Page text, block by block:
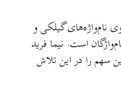
نام‌واژه‌های گيلکی و
است. نيما فريد
سهم را در اين تلاش